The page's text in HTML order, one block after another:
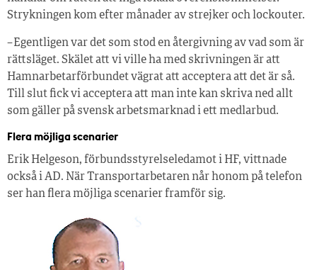
Strykningen kom efter månader av strejker och lockouter.
– Egentligen var det som stod en återgivning av vad som är
rättsläget. Skälet att vi ville ha med skrivningen är att
Hamnarbetarförbundet vägrat att acceptera att det är så.
Till slut fick vi acceptera att man inte kan skriva ned allt
som gäller på svensk arbetsmarknad i ett medlarbud.
Flera möjliga scenarier
Erik Helgeson, förbundsstyrelseledamot i HF, vittnade
också i AD. När Transportarbetaren når honom på telefon
ser han flera möjliga scenarier framför sig.